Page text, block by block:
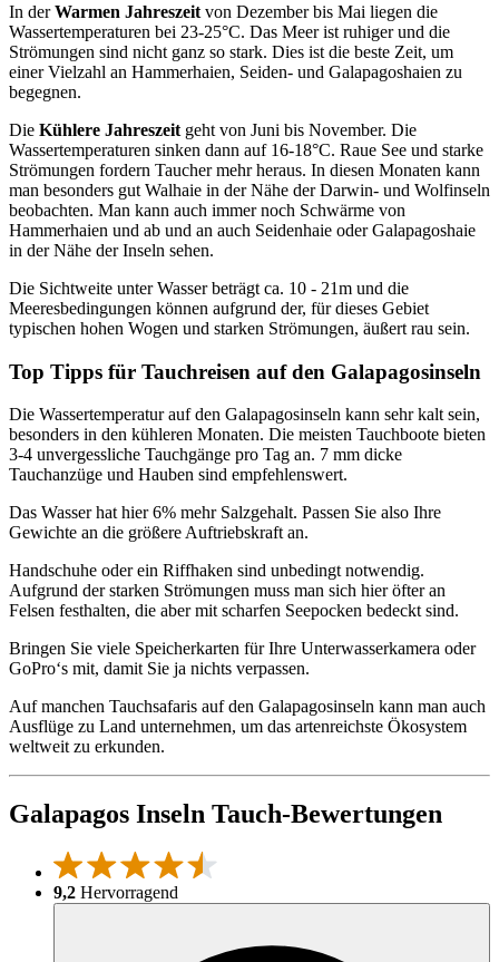
In derWarmen Jahreszeit von Dezember bis Mai liegen die
Wassertemperaturen bei 23-25°C. Das Meer ist ruhiger und die
Strömungen sind nicht ganz so stark. Dies ist die beste Zeit, um
einer Vielzahl an Hammerhaien, Seiden- und Galapagoshaien zu
begegnen.
Die Kühlere Jahreszeit geht von Juni bis November. Die
Wassertemperaturen sinken dann auf 16-18°C. Raue See und starke
Strömungen fordern Taucher mehr heraus. In diesen Monaten kann
man besonders gut Walhaie in der Nähe der Darwin- und Wolfinseln
beobachten. Man kann auch immer noch Schwärme von
Hammerhaien und ab und an auch Seidenhaie oder Galapagoshaie
in der Nähe der Inseln sehen.
Die Sichtweite unter Wasser beträgt ca. 10 - 21m und die
Meeresbedingungen können aufgrund der, für dieses Gebiet
typischen hohen Wogen und starken Strömungen, äußert rau sein.
Top Tipps für Tauchreisen auf den Galapagosinseln
Die Wassertemperatur auf den Galapagosinseln kann sehr kalt sein,
besonders in den kühleren Monaten. Die meisten Tauchboote bieten
3-4 unvergessliche Tauchgänge pro Tag an. 7 mm dicke
Tauchanzüge und Hauben sind empfehlenswert.
Das Wasser hat hier 6% mehr Salzgehalt. Passen Sie also Ihre
Gewichte an die größere Auftriebskraft an.
Handschuhe oder ein Riffhaken sind unbedingt notwendig.
Aufgrund der starken Strömungen muss man sich hier öfter an
Felsen festhalten, die aber mit scharfen Seepocken bedeckt sind.
Bringen Sie viele Speicherkarten für Ihre Unterwasserkamera oder
GoPro‘s mit, damit Sie ja nichts verpassen.
Auf manchen Tauchsafaris auf den Galapagosinseln kann man auch
Ausflüge zu Land unternehmen, um das artenreichste Ökosystem
weltweit zu erkunden.
Galapagos Inseln Tauch-Bewertungen
9,2 Hervorragend